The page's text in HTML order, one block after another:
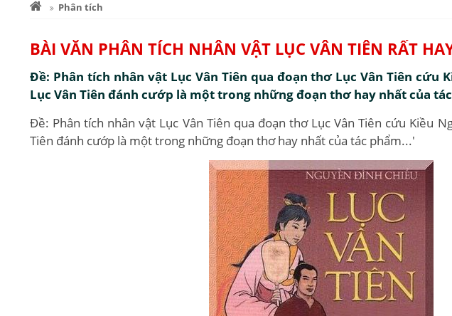
Phân tích
BÀI VĂN PHÂN TÍCH NHÂN VẬT LỤC VÂN TIÊN RẤT
Đề: Phân tích nhân vật Lục Vân Tiên qua đoạn thơ Lục Vân Tiên cứu
Lục Vân Tiên đánh cướp là một trong những đoạn thơ hay nhất của
Đề: Phân tích nhân vật Lục Vân Tiên qua đoạn thơ Lục Vân Tiên cứu Kiều
Tiên đánh cướp là một trong những đoạn thơ hay nhất của tác phẩm...'